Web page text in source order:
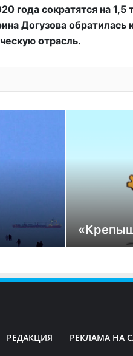
года сократятся на 1,5
Догузова обратилась
отрасль.
РЕДАКЦИЯ РЕКЛАМА НА